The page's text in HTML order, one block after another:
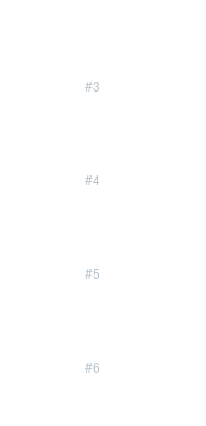
#3
#4
#5
#6